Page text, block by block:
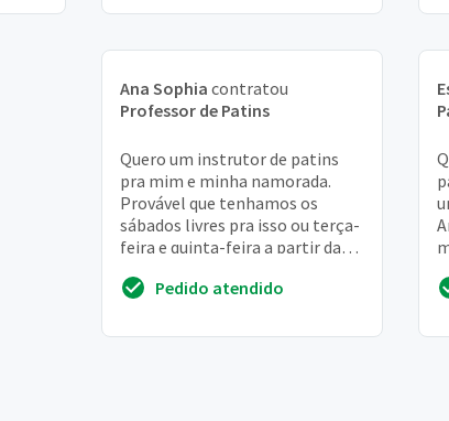
Ana Sophia contratou
Professor de Patins
Quero um instrutor de patins
pra mim e minha namorada.
Provável que tenhamos os
sábados livres pra isso ou terça-
feira e quinta-feira a partir das
Pedido atendido